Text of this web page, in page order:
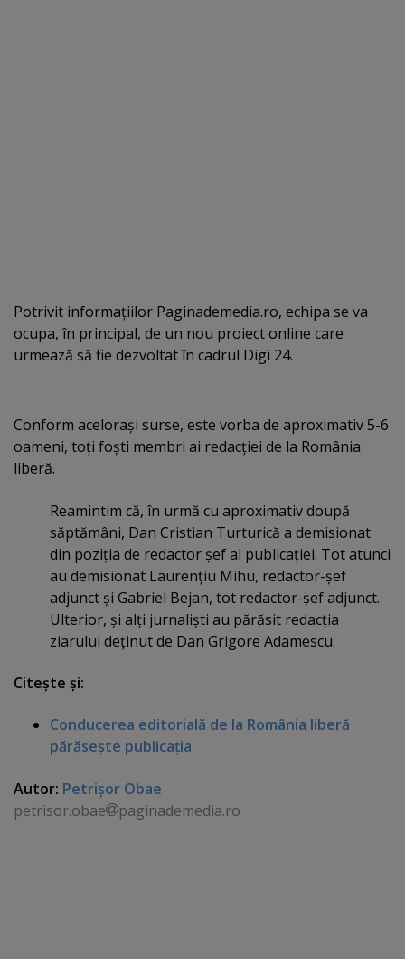
Potrivit informaţiilor Paginademedia.ro, echipa se va
ocupa, în principal, de un nou proiect online care
urmează să fie dezvoltat în cadrul Digi 24.
Conform aceloraşi surse, este vorba de aproximativ 5-6
oameni, toţi foşti membri ai redacţiei de la România
liberă.
Reamintim că, în urmă cu aproximativ doupă
săptămâni, Dan Cristian Turturică a demisionat
din poziţia de redactor şef al publicaţiei. Tot atunci
au demisionat Laurenţiu Mihu, redactor-şef
adjunct şi Gabriel Bejan, tot redactor-şef adjunct.
Ulterior, şi alţi jurnalişti au părăsit redacţia
ziarului deţinut de Dan Grigore Adamescu.
Citeşte şi:
Conducerea editorială de la România liberă
părăseşte publicaţia
Autor: Petrişor Obae
petrisor.obae
paginademedia.ro